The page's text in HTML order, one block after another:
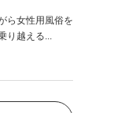
ら女性用風俗を
り越える...